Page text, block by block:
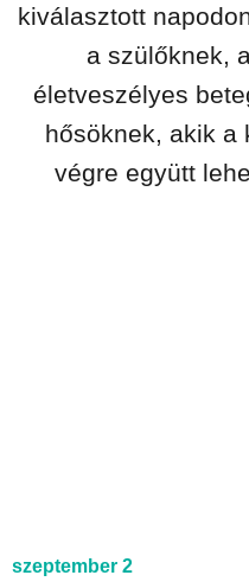
kiválasztott
a szülőknek,
életveszélyes
hősöknek, akik a
végre együtt
szeptember 2